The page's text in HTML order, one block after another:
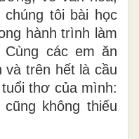
tôi bài học
hành trình làm
các em ăn
và trên hết là cầu
thơ của mình:
không thiếu